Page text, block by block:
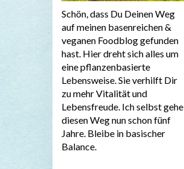
Schön, dass Du Deinen Weg
auf meinen basenreichen &
veganen Foodblog gefunden
hast. Hier dreht sich alles um
eine pflanzenbasierte
Lebensweise. Sie verhilft Dir
zu mehr Vitalität und
Lebensfreude. Ich selbst gehe
diesen Weg nun schon fünf
Jahre. Bleibe in basischer
Balance.